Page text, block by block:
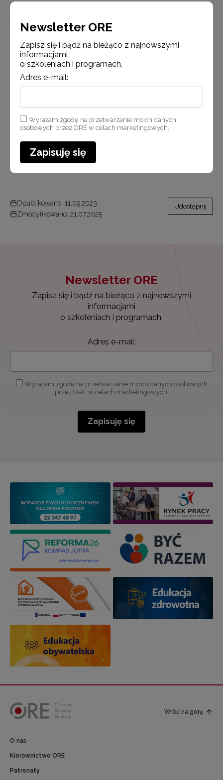
przez przedstawicieli Ośrodka Rozwoju Edukacji w Warszawie od lewej
Społecznych i Obywatelskich ORE oraz Robert Zawadzki przedstawiciel
Opublikowano: 11.09.2023
Zmodyfikowano: 21.07.2025
Udostępnij
Newsletter ORE
Zapisz się i bądź na bieżąco z najnowszymi
informacjami
o szkoleniach i programach.
Adres e-mail:
Wyrażam zgodę na przetwarzanie moich danych osobowych
przez ORE w celach marketingowych.
Zapisuję się
Wróć na górę
O nas
Kierownictwo ORE
Patronaty
Newsletter ORE
Zapisz się i bądź na bieżąco z najnowszymi
informacjami
o szkoleniach i programach.
Adres e-mail:
Wyrażam zgodę na przetwarzanie moich danych
osobowych przez ORE w celach marketingowych.
Zapisuję się